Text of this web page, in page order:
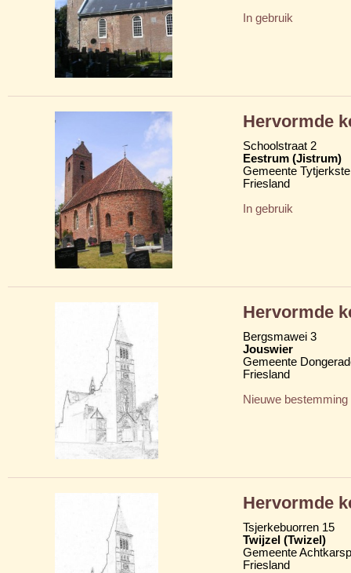
In gebruik
Hervormde
Schoolstraat 2
Eestrum (Jistrum)
Gemeente
Friesland
In gebruik
Hervormde
Bergsmawei 3
Jouswier
Gemeente
Friesland
Nieuwe bestemming
Hervormde
Tsjerkebuorren 15
Twijzel (Twizel)
Gemeente
Friesland